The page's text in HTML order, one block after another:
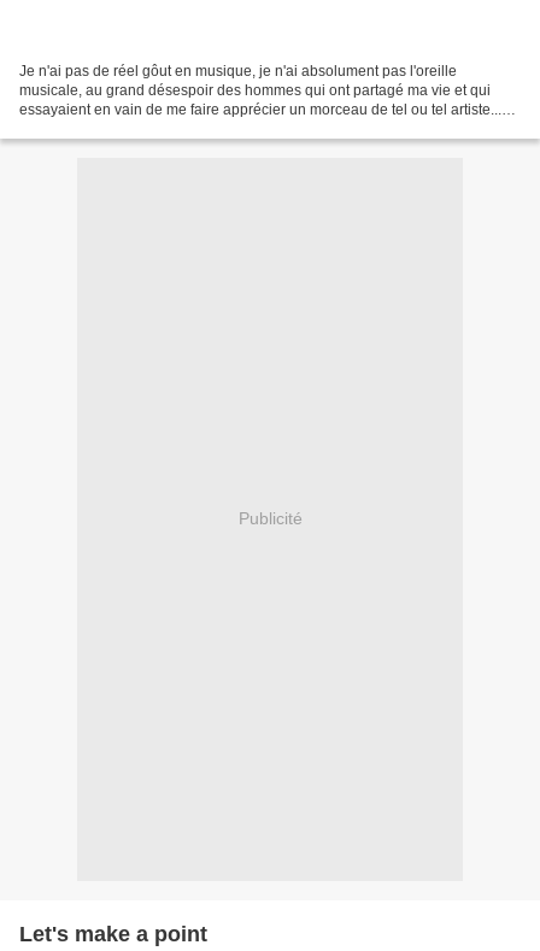
Je n'ai pas de réel gôut en musique, je n'ai absolument pas l'oreille
musicale, au grand désespoir des hommes qui ont partagé ma vie et qui
essayaient en vain de me faire apprécier un morceau de tel ou tel artiste...
Publicité
Let's make a point